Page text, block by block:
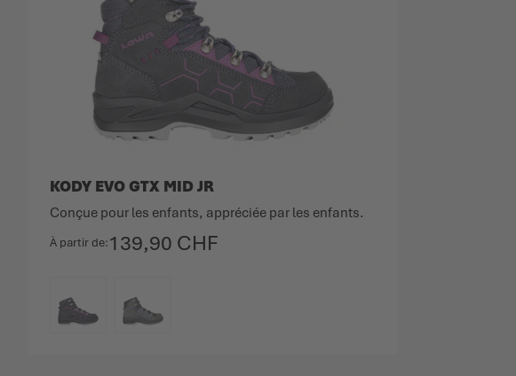
À partir de 139,90 CHF
KODY EVO GTX MID JR
COULEUR
Conçue pour les enfants, appréciée par les enfants.